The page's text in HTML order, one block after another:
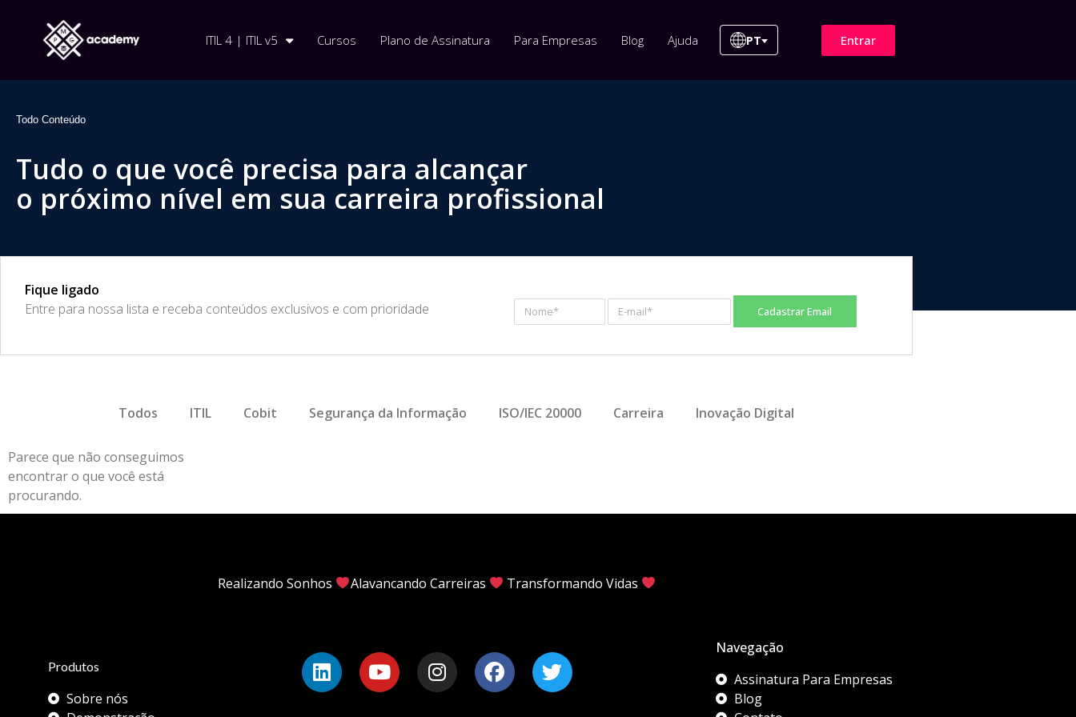
ITIL 4 | ITIL v5 Cursos Plano de Assinatura Para Empresas Blog Ajuda PT Entrar
Todo Conteúdo
Tudo o que você precisa para alcançar
o próximo nível em sua carreira profissional
Fique ligado
​Entre para nossa lista e receba conteúdos exclusivos e com prioridade
Cadastrar Email
Todos ITIL Cobit Segurança da Informação ISO/IEC 20000 Carreira Inovação Digital
Parece que não conseguimos
encontrar o que você está
procurando.
Produtos
Sobre nós
Realizando Sonhos Alavancando Carreiras Transformando Vidas
Navegação
Assinatura Para Empresas
Blog